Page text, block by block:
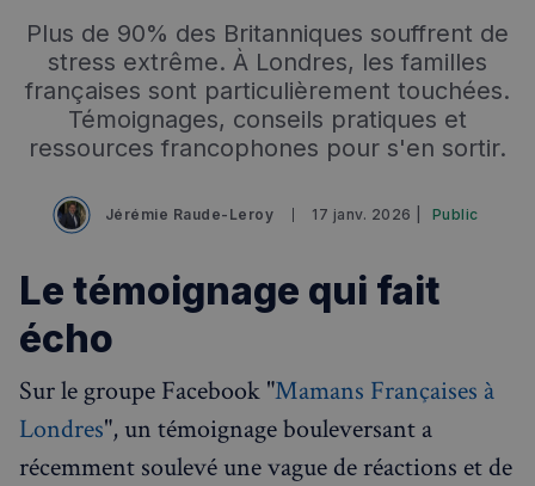
Plus de 90% des Britanniques souffrent de
stress extrême. À Londres, les familles
françaises sont particulièrement touchées.
Témoignages, conseils pratiques et
ressources francophones pour s'en sortir.
Jérémie Raude-Leroy 17 janv. 2026 | Public
Le témoignage qui fait
écho
Sur le groupe Facebook "Mamans Françaises à
Londres", un témoignage bouleversant a
récemment soulevé une vague de réactions et de